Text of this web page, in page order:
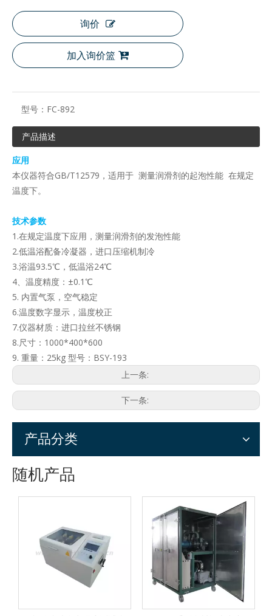
询价
加入询价篮
型号： FC-892
产品描述
应用
本仪器符合GB/T12579，适用于 测量润滑剂的起泡性能 在规定
温度下。
技术参数
1.在规定温度下应用，测量润滑剂的发泡性能
2.低温浴配备冷凝器，进口压缩机制冷
3.浴温93.5℃，低温浴24℃
4、温度精度：±0.1℃
5. 内置气泵，空气稳定
6.温度数字显示，温度校正
7.仪器材质：进口拉丝不锈钢
8.尺寸：1000*400*600
9. 重量：25kg 型号：BSY-193
上一条:
下一条:
产品分类
随机产品